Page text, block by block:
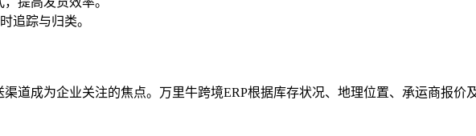
追踪与归类。
道成为企业关注的焦点。万里牛跨境ERP根据库存状况、地理位置、承运商报价